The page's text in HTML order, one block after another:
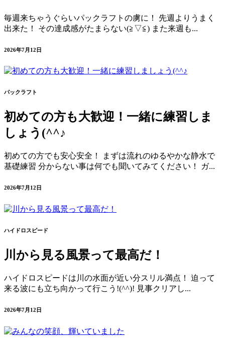
毎週来ちゃうぐらいパックラフトの虜に！ 先週よりうまく
出来た！ その達成感がたまらない(≧▽≦) また来週も...
2026年7月12日
パックラフト
初めての方も大歓迎！一緒に練習しま
しょう(^^♪
初めての方でも安心安全！ まずは流れのゆるやかな静水で
基礎練習 分からない事は何でも聞いてみてください！ ガ...
2026年7月12日
ハイドロスピード
川から見る風景って最高だ！
ハイドロスピードは川の水面が近い分スリル満点！ 迫って
来る波にも立ち向かって行こう!(^^)! 見事クリアし...
2026年7月12日